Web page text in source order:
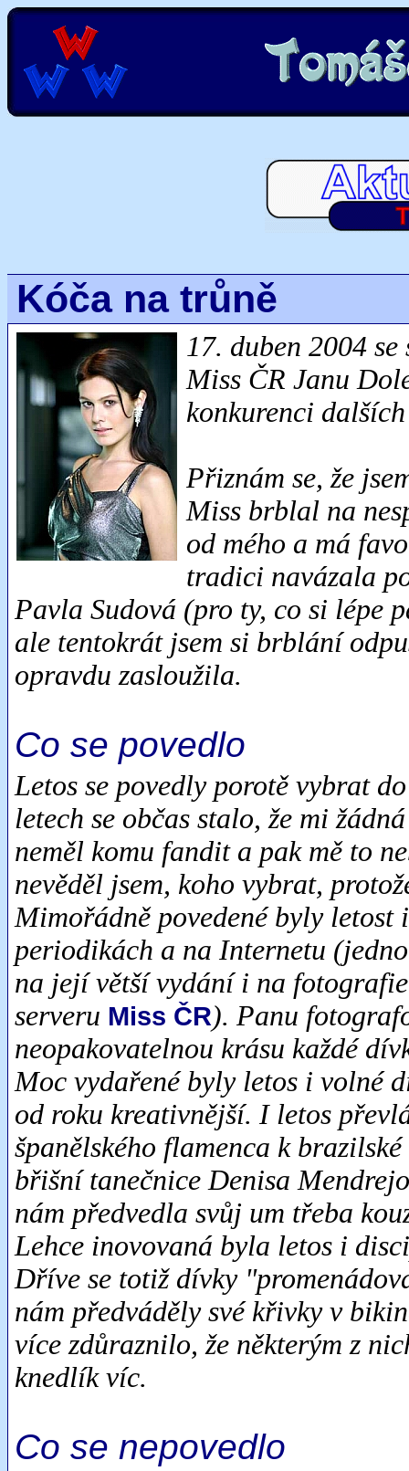
Kóča na trůně
17. duben 2004
Miss ČR Janu
konkurenci
Přiznám se, že
Miss brblal na
od mého a má
tradici navázala
Pavla Sudová (pro ty, co si lépe
ale tentokrát jsem si brblání
opravdu zasloužila.
Co se povedlo
Letos se povedly porotě vybrat
letech se občas stalo, že mi
neměl komu fandit a pak mě to
nevěděl jsem, koho vybrat,
Mimořádně povedené byly
periodikách a na Internetu
na její větší vydání i na
serveru Miss ČR). Panu
neopakovatelnou krásu každé
Moc vydařené byly letos i volné
od roku kreativnější. I letos
španělského flamenca k
břišní tanečnice Denisa
nám předvedla svůj um třeba
Lehce inovovaná byla letos i
Dříve se totiž dívky
nám předváděly své křivky v
více zdůraznilo, že některým z
knedlík víc.
Co se nepovedlo